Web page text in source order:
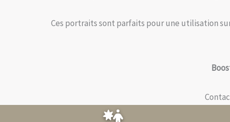
Ces portraits sont parfaits pour une utilisation